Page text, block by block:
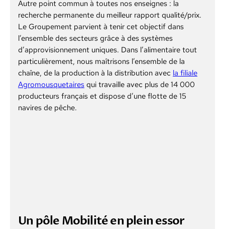
Autre point commun à toutes nos enseignes : la
recherche permanente du meilleur rapport qualité/prix.
Le Groupement parvient à tenir cet objectif dans
l’ensemble des secteurs grâce à des systèmes
d’approvisionnement uniques. Dans l’alimentaire tout
particulièrement, nous maîtrisons l’ensemble de la
chaîne, de la production à la distribution avec la filiale
Agromousquetaires qui travaille avec plus de 14 000
producteurs français et dispose d’une flotte de 15
navires de pêche.
Un pôle Mobilité en plein essor